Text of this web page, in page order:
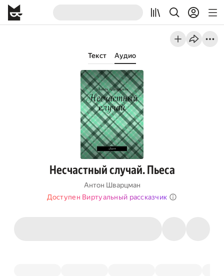
Текст Аудио
Несчастный случай. Пьеса
Антон Шварцман
Доступен Виртуальный рассказчик